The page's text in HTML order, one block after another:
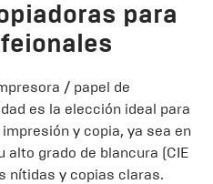
para
/ papel de
es la elección ideal para
y copia, ya sea en
alto grado de blancura (CIE
nítidas y copias claras.